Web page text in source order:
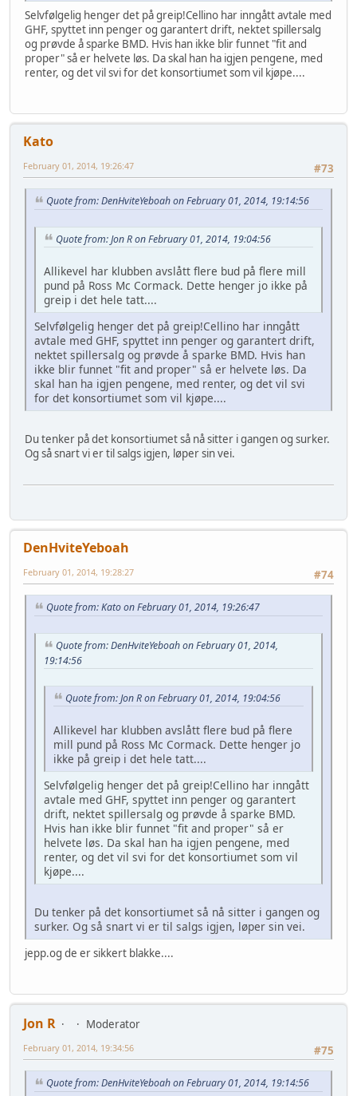
Selvfølgelig henger det på greip!Cellino har inngått avtale med
GHF, spyttet inn penger og garantert drift, nektet spillersalg
og prøvde å sparke BMD. Hvis han ikke blir funnet "fit and
proper" så er helvete løs. Da skal han ha igjen pengene, med
renter, og det vil svi for det konsortiumet som vil kjøpe....
Kato
#73
February 01, 2014, 19:26:47
Quote from: DenHviteYeboah on February 01, 2014, 19:14:56
Quote from: Jon R on February 01, 2014, 19:04:56
Allikevel har klubben avslått flere bud på flere mill
pund på Ross Mc Cormack. Dette henger jo ikke på
greip i det hele tatt....
Selvfølgelig henger det på greip!Cellino har inngått
avtale med GHF, spyttet inn penger og garantert drift,
nektet spillersalg og prøvde å sparke BMD. Hvis han
ikke blir funnet "fit and proper" så er helvete løs. Da
skal han ha igjen pengene, med renter, og det vil svi
for det konsortiumet som vil kjøpe....
Du tenker på det konsortiumet så nå sitter i gangen og surker.
Og så snart vi er til salgs igjen, løper sin vei.
DenHviteYeboah
#74
February 01, 2014, 19:28:27
Quote from: Kato on February 01, 2014, 19:26:47
Quote from: DenHviteYeboah on February 01, 2014,
19:14:56
Quote from: Jon R on February 01, 2014, 19:04:56
Allikevel har klubben avslått flere bud på flere
mill pund på Ross Mc Cormack. Dette henger jo
ikke på greip i det hele tatt....
Selvfølgelig henger det på greip!Cellino har inngått
avtale med GHF, spyttet inn penger og garantert
drift, nektet spillersalg og prøvde å sparke BMD.
Hvis han ikke blir funnet "fit and proper" så er
helvete løs. Da skal han ha igjen pengene, med
renter, og det vil svi for det konsortiumet som vil
kjøpe....
Du tenker på det konsortiumet så nå sitter i gangen og
surker. Og så snart vi er til salgs igjen, løper sin vei.
jepp.og de er sikkert blakke....
Jon R
Moderator
#75
February 01, 2014, 19:34:56
Quote from: DenHviteYeboah on February 01, 2014, 19:14:56